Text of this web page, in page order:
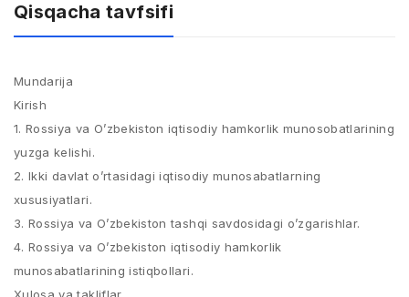
Qisqacha tavfsifi
Mundarija
Kirish
1. Rossiya va O’zbekiston iqtisodiy hamkorlik munosobatlarining
yuzga kelishi.
2. Ikki davlat o’rtasidagi iqtisodiy munosabatlarning
xususiyatlari.
3. Rossiya va O’zbekiston tashqi savdosidagi o’zgarishlar.
4. Rossiya va O’zbekiston iqtisodiy hamkorlik
munosabatlarining istiqbollari.